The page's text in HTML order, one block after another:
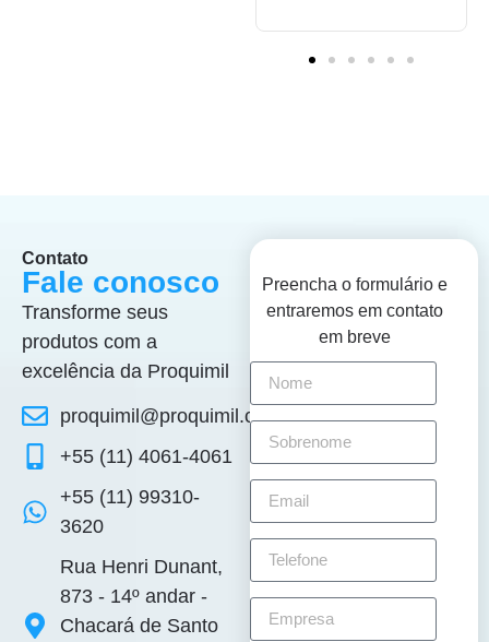
Contato
Fale conosco
Transforme seus
produtos com a
excelência da Proquimil
proquimil@proquimil.com.br
+55 (11) 4061-4061
+55 (11) 99310-
3620
Rua Henri Dunant,
873 - 14º andar -
Chacará de Santo
Preencha o formulário e
entraremos em contato
em breve